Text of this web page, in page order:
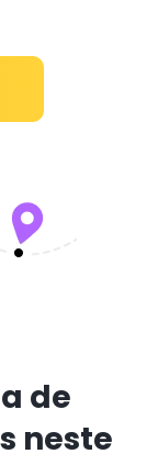
de
neste